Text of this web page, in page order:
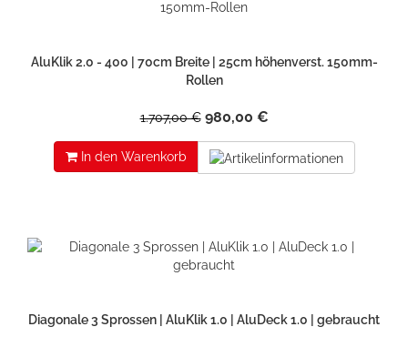
AluKlik 2.0 - 400 | 70cm Breite | 25cm höhenverst. 150mm-
Rollen
1.707,00 € 980,00 €
In den Warenkorb
Diagonale 3 Sprossen | AluKlik 1.0 | AluDeck 1.0 | gebraucht